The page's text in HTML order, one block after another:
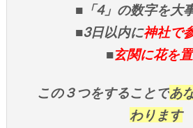
■「4」の数字を大
■3日以内に神社で
■玄関に花を
この３つをすることであ
わります